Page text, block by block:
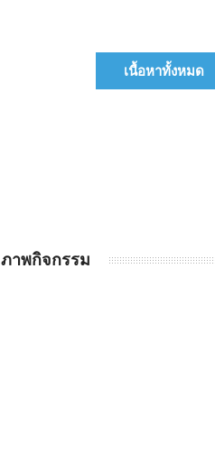
เนื้อหาทั้งหมด
ภาพกิจกรรม